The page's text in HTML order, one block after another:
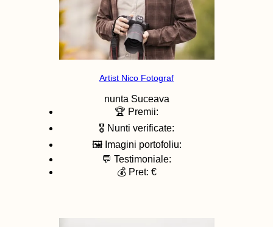
Artist Nico Fotograf
nunta Suceava
🏆 Premii:
🎖️ Nunti verificate:
🖼️ Imagini portofoliu:
💬 Testimoniale:
💰 Pret: €